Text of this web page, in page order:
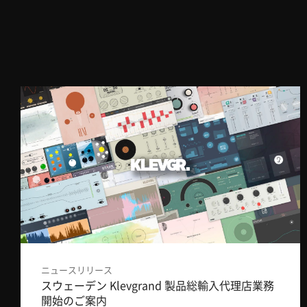
ニュースリリース
スウェーデン Klevgrand 製品総輸入代理店業務
開始のご案内